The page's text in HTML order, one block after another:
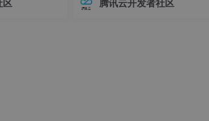
让开发者头疼
区
环境前，请确保你的系统满足以下要
腾讯云开发者社区